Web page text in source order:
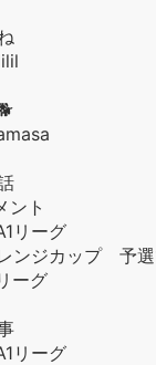
ント
リーグ
ンジカップ 予選
ーグ
リーグ